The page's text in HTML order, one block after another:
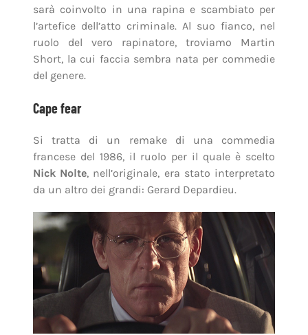
sarà coinvolto in una rapina e scambiato per
l’artefice dell’atto criminale. Al suo fianco, nel
ruolo del vero rapinatore, troviamo Martin
Short, la cui faccia sembra nata per commedie
del genere.
Cape fear
Si tratta di un remake di una commedia
francese del 1986, il ruolo per il quale è scelto
Nick Nolte, nell’originale, era stato interpretato
da un altro dei grandi: Gerard Depardieu.